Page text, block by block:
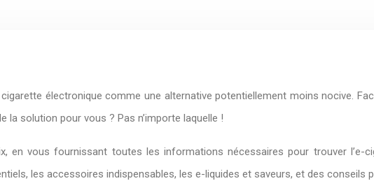
électronique comme une alternative potentiellement moins nocive.
la solution pour vous ? Pas n’importe laquelle !
en vous fournissant toutes les informations nécessaires pour trouver l’e-
les accessoires indispensables, les e-liquides et saveurs, et des conseils